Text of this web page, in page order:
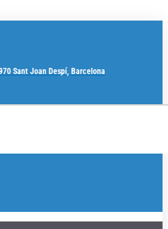
Sant Joan Despí, Barcelona